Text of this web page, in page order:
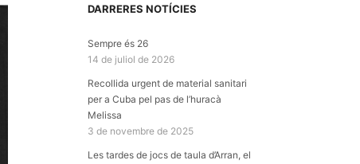
DARRERES NOTÍCIES
Sempre és 26
14 de juliol de 2026
Recollida urgent de material sanitari
per a Cuba pel pas de l’huracà
Melissa
3 de novembre de 2025
Les tardes de jocs de taula d’Arran, el